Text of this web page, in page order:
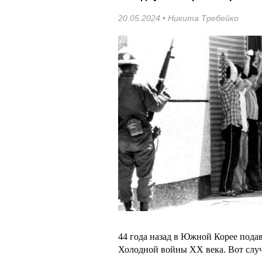
20.05.2024 • Никита Требейко
44 года назад в Южной Корее
Холодной войны XX века. Вот